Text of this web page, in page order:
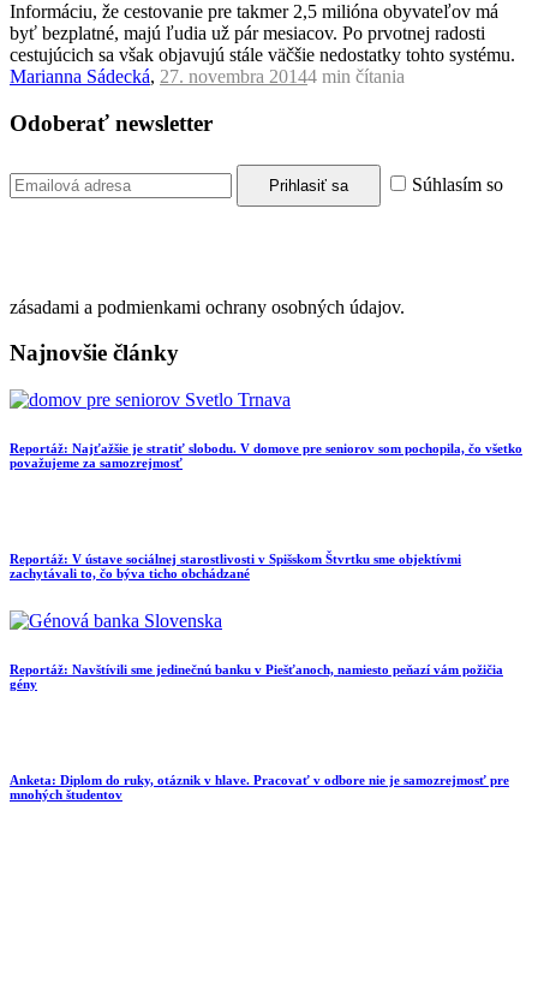
Informáciu, že cestovanie pre takmer 2,5 milióna obyvateľov má
byť bezplatné, majú ľudia už pár mesiacov. Po prvotnej radosti
cestujúcich sa však objavujú stále väčšie nedostatky tohto systému.
Marianna Sádecká, 27. novembra 20144 min čítania
Odoberať newsletter
Súhlasím so
zásadami a podmienkami ochrany osobných údajov.
Najnovšie články
Reportáž: Najťažšie je stratiť slobodu. V domove pre seniorov som pochopila, čo všetko
považujeme za samozrejmosť
Reportáž: V ústave sociálnej starostlivosti v Spišskom Štvrtku sme objektívmi
zachytávali to, čo býva ticho obchádzané
Reportáž: Navštívili sme jedinečnú banku v Piešťanoch, namiesto peňazí vám požičia
gény
Anketa: Diplom do ruky, otáznik v hlave. Pracovať v odbore nie je samozrejmosť pre
mnohých študentov